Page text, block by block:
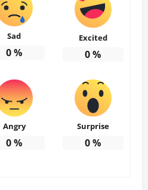
Sad
0%
Excited
0%
Angry
0%
Surprise
0%